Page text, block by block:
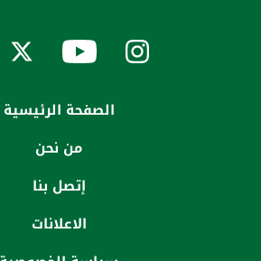
الصفحة الرئيسية
من نحن
إتصل بنا
الاعلانات